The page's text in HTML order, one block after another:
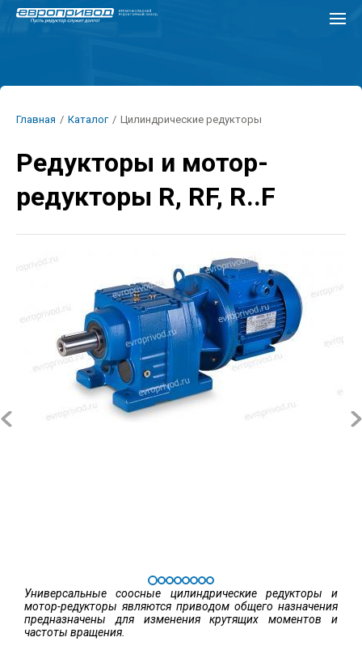
Перейти
Строка
Главная / Каталог / Цилиндрические редукторы
Редукторы и мотор-
редукторы R, RF, R..F
Универсальные соосные цилиндрические редукторы и
мотор-редукторы являются приводом общего назначения
предназначены для изменения крутящих моментов и
частоты вращения.